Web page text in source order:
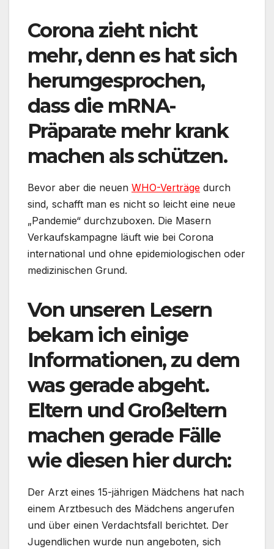
Corona zieht nicht
mehr, denn es hat sich
herumgesprochen,
dass die mRNA-
Präparate mehr krank
machen als schützen.
Bevor aber die neuen WHO-Verträge durch
sind, schafft man es nicht so leicht eine neue
„Pandemie“ durchzuboxen. Die Masern
Verkaufskampagne läuft wie bei Corona
international und ohne epidemiologischen oder
medizinischen Grund.
Von unseren Lesern
bekam ich einige
Informationen, zu dem
was gerade abgeht.
Eltern und Großeltern
machen gerade Fälle
wie diesen hier durch:
Der Arzt eines 15-jährigen Mädchens hat nach
einem Arztbesuch des Mädchens angerufen
und über einen Verdachtsfall berichtet. Der
Jugendlichen wurde nun angeboten, sich